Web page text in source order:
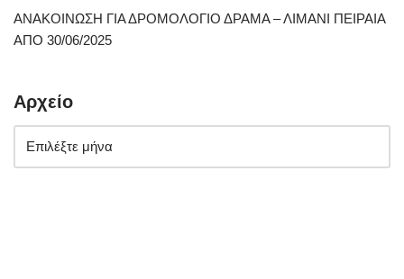
ΑΝΑΚΟΙΝΩΣΗ ΓΙΑ ΔΡΟΜΟΛΟΓΙΟ ΔΡΑΜΑ – ΛΙΜΑΝΙ ΠΕΙΡΑΙΑ
ΑΠΟ 30/06/2025
Αρχείο